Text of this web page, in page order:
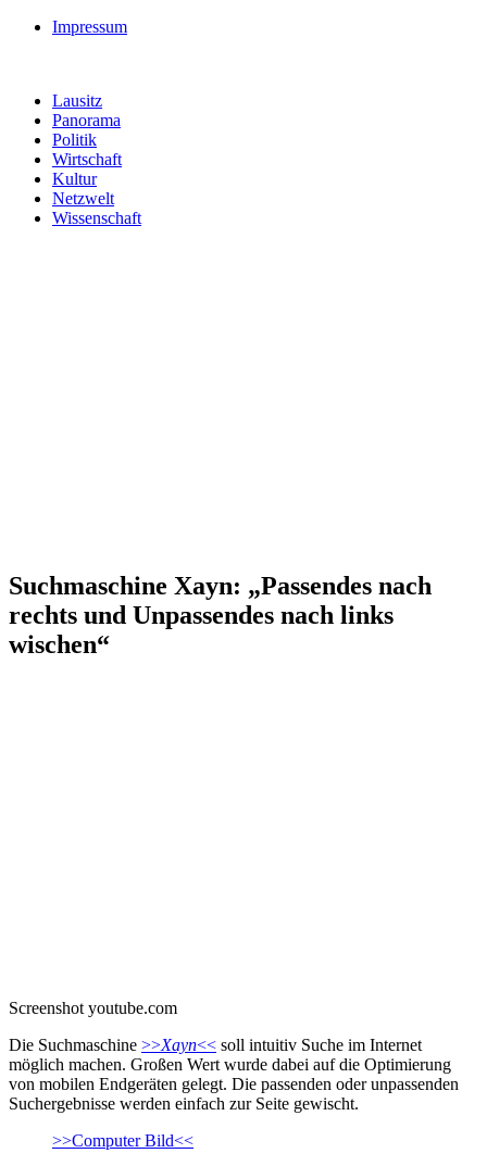
Impressum
Lausitz
Panorama
Politik
Wirtschaft
Kultur
Netzwelt
Wissenschaft
Suchmaschine Xayn: „Passendes nach
rechts und Unpassendes nach links
wischen“
Screenshot youtube.com
Die Suchmaschine >>Xayn<< soll intuitiv Suche im Internet
möglich machen. Großen Wert wurde dabei auf die Optimierung
von mobilen Endgeräten gelegt. Die passenden oder unpassenden
Suchergebnisse werden einfach zur Seite gewischt.
>>Computer Bild<<